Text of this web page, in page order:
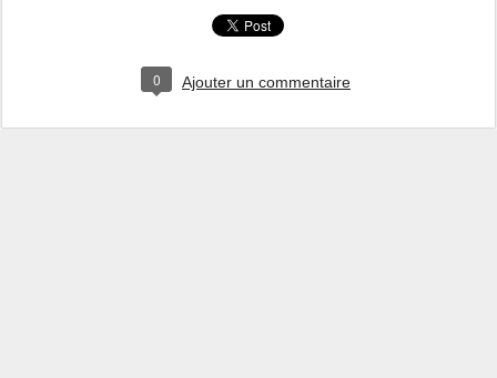
0 Ajouter un commentaire